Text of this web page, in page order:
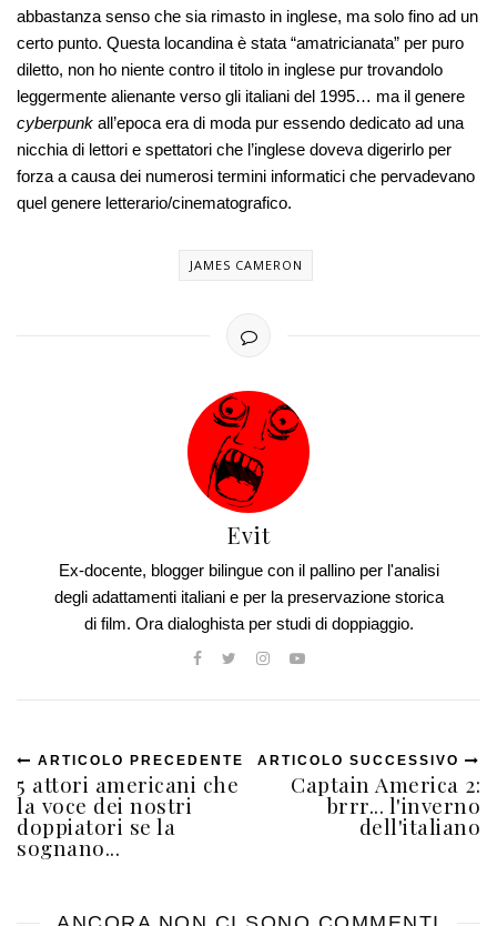
abbastanza senso che sia rimasto in inglese, ma solo fino ad un
certo punto. Questa locandina è stata “amatricianata” per puro
diletto, non ho niente contro il titolo in inglese pur trovandolo
leggermente alienante verso gli italiani del 1995… ma il genere
cyberpunk all’epoca era di moda pur essendo dedicato ad una
nicchia di lettori e spettatori che l’inglese doveva digerirlo per
forza a causa dei numerosi termini informatici che pervadevano
quel genere letterario/cinematografico.
JAMES CAMERON
Evit
Ex-docente, blogger bilingue con il pallino per l'analisi
degli adattamenti italiani e per la preservazione storica
di film. Ora dialoghista per studi di doppiaggio.
ARTICOLO PRECEDENTE
5 attori americani che
la voce dei nostri
doppiatori se la
sognano...
ARTICOLO SUCCESSIVO
Captain America 2:
brrr... l'inverno
dell'italiano